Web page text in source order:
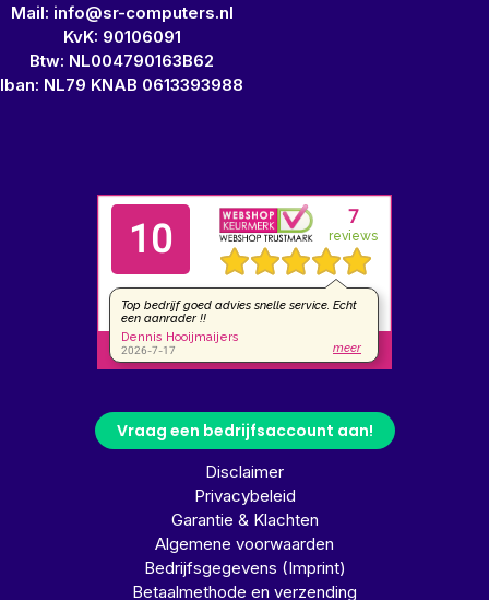
Mail: info@sr-computers.nl
KvK: 90106091
Btw: NL004790163B62
Iban: NL79 KNAB 0613393988
Vraag een bedrijfsaccount aan!
Disclaimer
Privacybeleid
Garantie & Klachten
Algemene voorwaarden
Bedrijfsgegevens (Imprint)
Betaalmethode en verzending